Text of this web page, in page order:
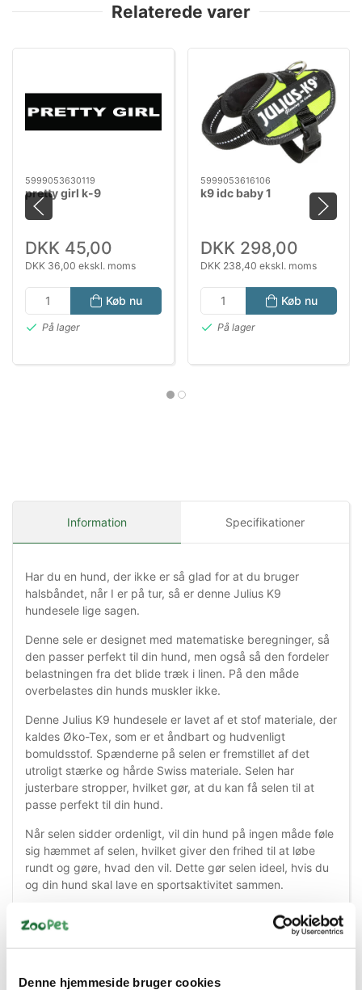
Denne hjemmeside bruger cookies
Relaterede varer
5999053630119
pretty girl k-9
DKK 45,00
DKK 36,00 ekskl. moms
Køb nu
På lager
5999053616106
k9 idc baby 1
DKK 298,00
DKK 238,40 ekskl. moms
Køb nu
På lager
Information Specifikationer
Har du en hund, der ikke er så glad for at du bruger
halsbåndet, når I er på tur, så er denne Julius K9
hundesele lige sagen.
Denne sele er designet med matematiske beregninger, så
den passer perfekt til din hund, men også så den fordeler
belastningen fra det blide træk i linen. På den måde
overbelastes din hunds muskler ikke.
Denne Julius K9 hundesele er lavet af et stof materiale, der
kaldes Øko-Tex, som er et åndbart og hudvenligt
bomuldsstof. Spænderne på selen er fremstillet af det
utroligt stærke og hårde Swiss materiale. Selen har
justerbare stropper, hvilket gør, at du kan få selen til at
passe perfekt til din hund.
Når selen sidder ordenligt, vil din hund på ingen måde føle
sig hæmmet af selen, hvilket giver den frihed til at løbe
rundt og gøre, hvad den vil. Dette gør selen ideel, hvis du
og din hund skal lave en sportsaktivitet sammen.
Stropperne og syningerne er reflekser, så din hund kan
blive set i mørket. På hver side af selen, kan du fastgøre
nogle velcro-strips, der har et ord på, som også er en